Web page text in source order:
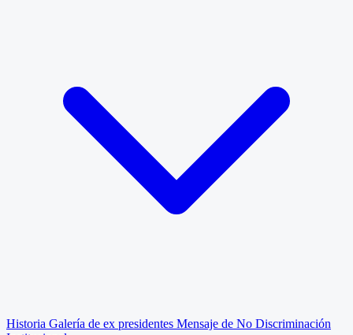
Historia Galería de ex presidentes Mensaje de No Discriminación